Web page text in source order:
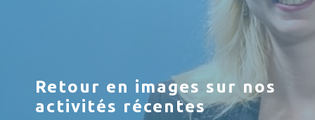
Retour en images sur nos
activités récentes